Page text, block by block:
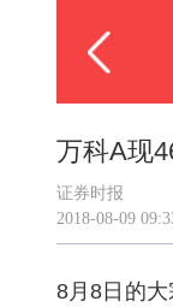
万科A现
证券时报
2018-08-09
8月8日的